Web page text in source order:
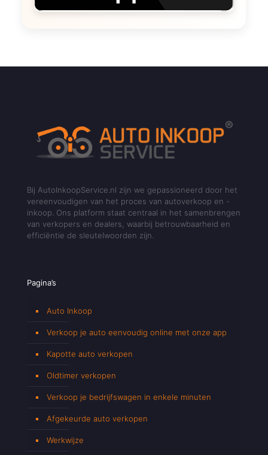
Bij AutoInkoopService.nl zijn we gepassioneerd door het
vereenvoudigen van het proces van autoverkoop en -
inkoop. Ons platform staat centraal in het samenbrengen
van verkopers en dealers, waarbij betrouwbaarheid en
efficiëntie de sleutelwoorden zijn.
Pagina’s
Auto Inkoop
Verkoop je auto eenvoudig online met onze app
Kapotte auto verkopen
Oldtimer verkopen
Verkoop je bedrijfswagen in enkele minuten
Afgekeurde auto verkopen
Werkwijze